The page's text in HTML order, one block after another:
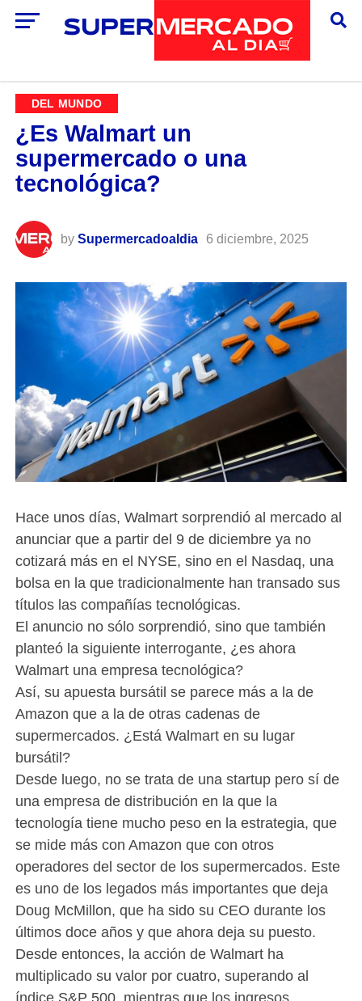
DEL MUNDO
¿Es Walmart un
supermercado o una
tecnológica?
by Supermercadoaldia 6 diciembre, 2025
Hace unos días, Walmart sorprendió al mercado al
anunciar que a partir del 9 de diciembre ya no
cotizará más en el NYSE, sino en el Nasdaq, una
bolsa en la que tradicionalmente han transado sus
títulos las compañías tecnológicas.
El anuncio no sólo sorprendió, sino que también
planteó la siguiente interrogante, ¿es ahora
Walmart una empresa tecnológica?
Así, su apuesta bursátil se parece más a la de
Amazon que a la de otras cadenas de
supermercados. ¿Está Walmart en su lugar
bursátil?
Desde luego, no se trata de una startup pero sí de
una empresa de distribución en la que la
tecnología tiene mucho peso en la estrategia, que
se mide más con Amazon que con otros
operadores del sector de los supermercados. Este
es uno de los legados más importantes que deja
Doug McMillon, que ha sido su CEO durante los
últimos doce años y que ahora deja su puesto.
Desde entonces, la acción de Walmart ha
multiplicado su valor por cuatro, superando al
índice S&P 500, mientras que los ingresos